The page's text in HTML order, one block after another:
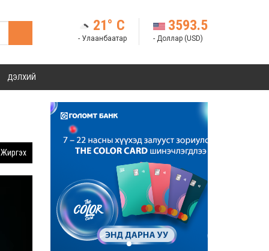
21° C
- Улаанбаатар
3593.5
- Доллар (USD)
ДЭЛХИЙ
Жиргэх